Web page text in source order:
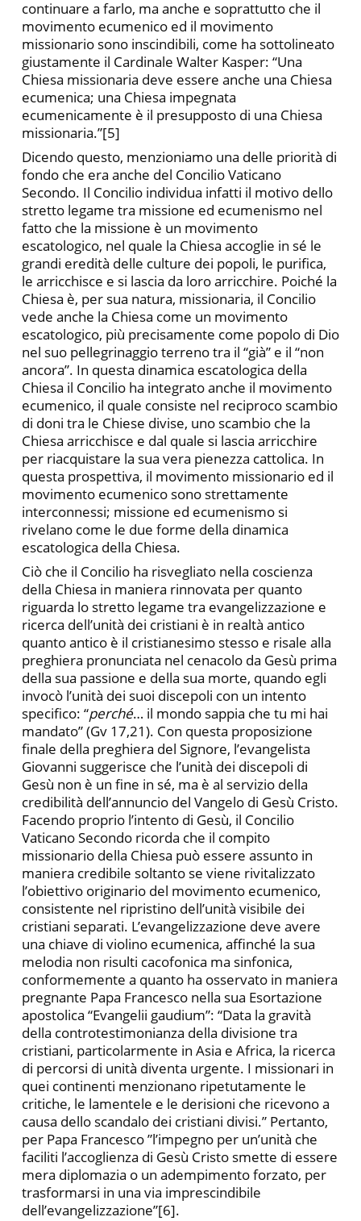
continuare a farlo, ma anche e soprattutto che il
movimento ecumenico ed il movimento
missionario sono inscindibili, come ha sottolineato
giustamente il Cardinale Walter Kasper: “Una
Chiesa missionaria deve essere anche una Chiesa
ecumenica; una Chiesa impegnata
ecumenicamente è il presupposto di una Chiesa
missionaria.”[5]
Dicendo questo, menzioniamo una delle priorità di
fondo che era anche del Concilio Vaticano
Secondo. Il Concilio individua infatti il motivo dello
stretto legame tra missione ed ecumenismo nel
fatto che la missione è un movimento
escatologico, nel quale la Chiesa accoglie in sé le
grandi eredità delle culture dei popoli, le purifica,
le arricchisce e si lascia da loro arricchire. Poiché la
Chiesa è, per sua natura, missionaria, il Concilio
vede anche la Chiesa come un movimento
escatologico, più precisamente come popolo di Dio
nel suo pellegrinaggio terreno tra il “già” e il “non
ancora”. In questa dinamica escatologica della
Chiesa il Concilio ha integrato anche il movimento
ecumenico, il quale consiste nel reciproco scambio
di doni tra le Chiese divise, uno scambio che la
Chiesa arricchisce e dal quale si lascia arricchire
per riacquistare la sua vera pienezza cattolica. In
questa prospettiva, il movimento missionario ed il
movimento ecumenico sono strettamente
interconnessi; missione ed ecumenismo si
rivelano come le due forme della dinamica
escatologica della Chiesa.
Ciò che il Concilio ha risvegliato nella coscienza
della Chiesa in maniera rinnovata per quanto
riguarda lo stretto legame tra evangelizzazione e
ricerca dell’unità dei cristiani è in realtà antico
quanto antico è il cristianesimo stesso e risale alla
preghiera pronunciata nel cenacolo da Gesù prima
della sua passione e della sua morte, quando egli
invocò l’unità dei suoi discepoli con un intento
specifico: “perché… il mondo sappia che tu mi hai
mandato” (Gv 17,21). Con questa proposizione
finale della preghiera del Signore, l’evangelista
Giovanni suggerisce che l’unità dei discepoli di
Gesù non è un fine in sé, ma è al servizio della
credibilità dell’annuncio del Vangelo di Gesù Cristo.
Facendo proprio l’intento di Gesù, il Concilio
Vaticano Secondo ricorda che il compito
missionario della Chiesa può essere assunto in
maniera credibile soltanto se viene rivitalizzato
l’obiettivo originario del movimento ecumenico,
consistente nel ripristino dell’unità visibile dei
cristiani separati. L’evangelizzazione deve avere
una chiave di violino ecumenica, affinché la sua
melodia non risulti cacofonica ma sinfonica,
conformemente a quanto ha osservato in maniera
pregnante Papa Francesco nella sua Esortazione
apostolica “Evangelii gaudium”: “Data la gravità
della controtestimonianza della divisione tra
cristiani, particolarmente in Asia e Africa, la ricerca
di percorsi di unità diventa urgente. I missionari in
quei continenti menzionano ripetutamente le
critiche, le lamentele e le derisioni che ricevono a
causa dello scandalo dei cristiani divisi.” Pertanto,
per Papa Francesco ”l’impegno per un’unità che
faciliti l’accoglienza di Gesù Cristo smette di essere
mera diplomazia o un adempimento forzato, per
trasformarsi in una via imprescindibile
dell’evangelizzazione”[6].